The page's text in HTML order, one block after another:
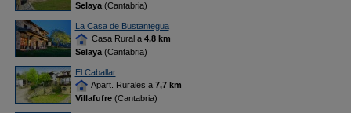
Selaya(Cantabria)
La Casa de Bustantegua
Casa Rural a 4,8 km
Selaya(Cantabria)
El Caballar
Apart. Rurales a 7,7 km
Villafufre(Cantabria)